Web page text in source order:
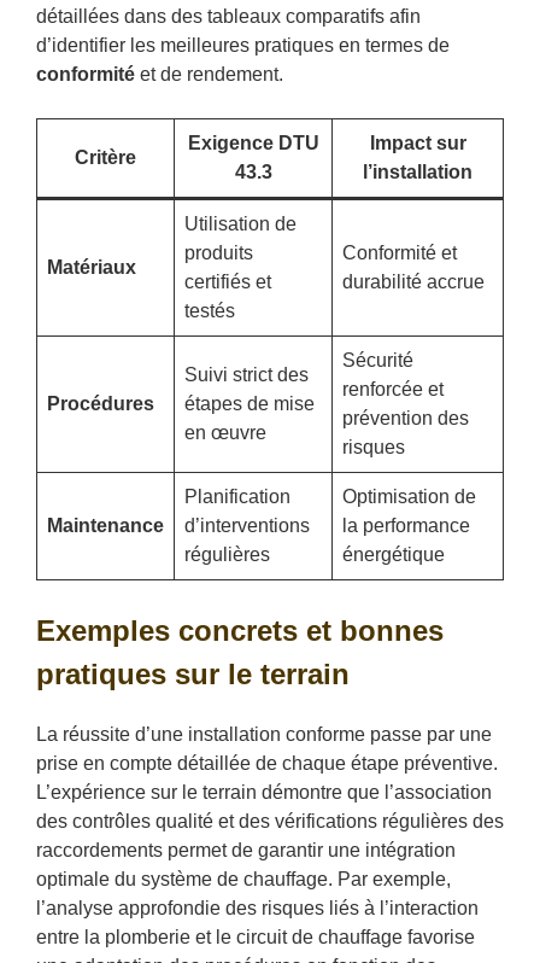
détaillées dans des tableaux comparatifs afin
d’identifier les meilleures pratiques en termes de
conformité et de rendement.
Critère
Exigence DTU
43.3
Impact sur
l’installation
Matériaux
Utilisation de
produits
certifiés et
testés
Conformité et
durabilité accrue
Procédures
Suivi strict des
étapes de mise
en œuvre
Sécurité
renforcée et
prévention des
risques
Maintenance
Planification
d’interventions
régulières
Optimisation de
la performance
énergétique
Exemples concrets et bonnes
pratiques sur le terrain
La réussite d’une installation conforme passe par une
prise en compte détaillée de chaque étape préventive.
L’expérience sur le terrain démontre que l’association
des contrôles qualité et des vérifications régulières des
raccordements permet de garantir une intégration
optimale du système de chauffage. Par exemple,
l’analyse approfondie des risques liés à l’interaction
entre la plomberie et le circuit de chauffage favorise